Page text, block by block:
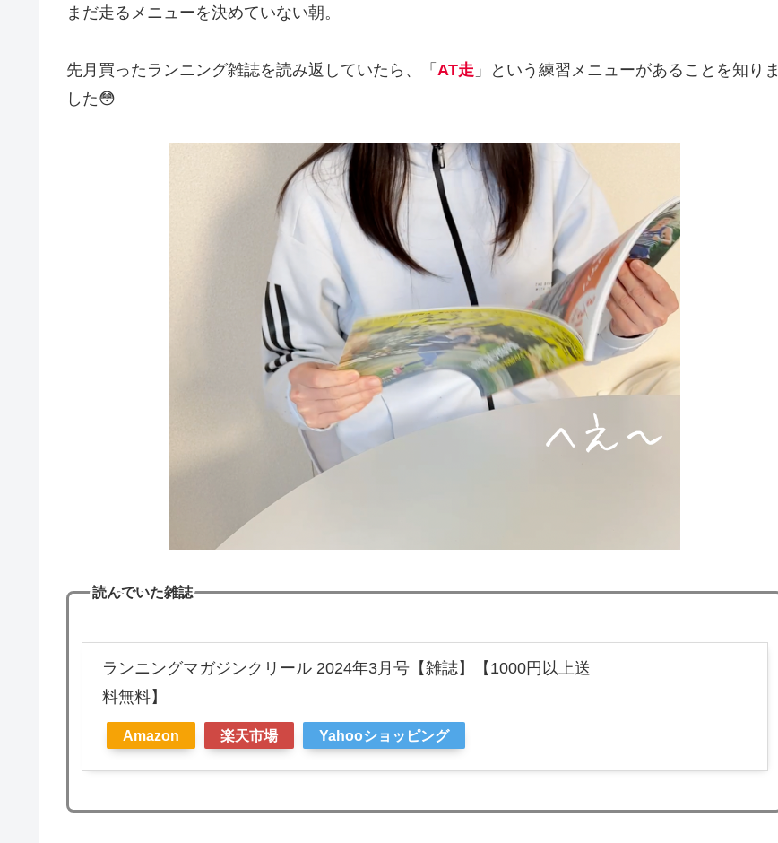
まだ走るメニューを決めていない朝。
先月買ったランニング雑誌を読み返していたら、「 AT走 」という練習メニューがあることを知りま
した😳
読んでいた雑誌
ランニングマガジンクリール 2024年3月号【雑誌】【1000円以上送
料無料】
Amazon 楽天市場 Yahooショッピング